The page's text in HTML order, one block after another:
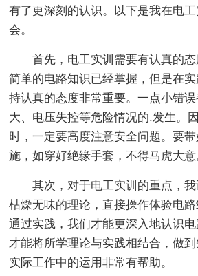
有了更深刻的认识。以下是我在电
会。
首先，电工实训需要有认真的态
简单的电路知识已经掌握，但是在
持认真的态度非常重要。一点小错
大、电压失控等危险情况的.发生。
时，一定要高度注意安全问题。要
施，如穿好绝缘手套，不得马虎大意
其次，对于电工实训的重点，我
枯燥无味的理论，直接操作体验电路
通过实践，我们才能更深入地认识电
才能将所学理论与实践相结合，做
实际工作中的运用非常有帮助。